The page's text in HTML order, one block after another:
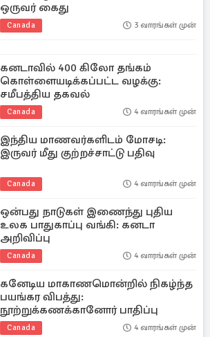
ஒருவர் கைது
Canada 3 வாரங்கள் முன்
கனடாவில் 400 கிலோ தங்கம்
கொள்ளையடிக்கப்பட்ட வழக்கு:
சமீபத்திய தகவல்
Canada 4 வாரங்கள் முன்
இந்திய மாணவர்களிடம் மோசடி:
இருவர் மீது குற்றச்சாட்டு பதிவு
Canada 4 வாரங்கள் முன்
ஒன்பது நாடுகள் இணைந்து புதிய
உலக பாதுகாப்பு வங்கி: கனடா
அறிவிப்பு
Canada 4 வாரங்கள் முன்
கனேடிய மாகாணமொன்றில் நிகழ்ந்த
பயங்கர விபத்து:
நூற்றுக்கணக்கானோர் பாதிப்பு
Canada 4 வாரங்கள் முன்